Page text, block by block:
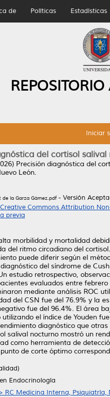
de Políticas Estadísticas
Iniciar
del cortisol
Precisión diagnóstica del
León.
la Garza Gámez.pdf- Versión
Creative Commons Attribution
previa
morbilidad y mortalidad
del ritmo circadiano del
puede diferir según el
del síndrome de
estudio retrospectivo,
evaluados entre
mediante análisis ROC
del CSN fue del 76.9% y la
fue del 96.4%. El área
el índice de Youden
diagnóstico que
salival nocturno mostró un
como herramienta de
de corte óptimo
Endocrinología
RC Medicina Interna, Psiquiatría,